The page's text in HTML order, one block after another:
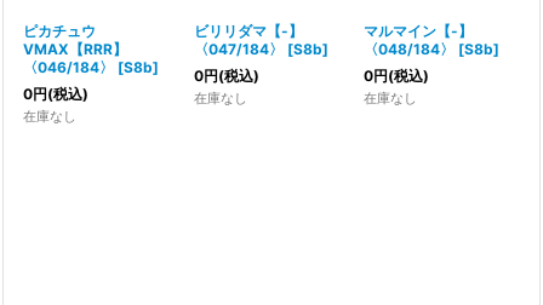
ピカチュウ
VMAX【RRR】
〈046/184〉
[S8b]
0円(税込)
在庫なし
ビリリダマ【-】
〈047/184〉
[S8b]
0円(税込)
在庫なし
マルマイン【-】
〈048/184〉
[S8b]
0円(税込)
在庫なし